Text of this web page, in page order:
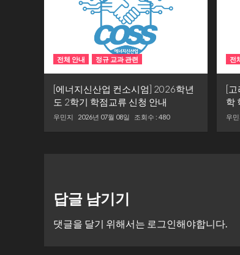
전체 안내 정규 교과 관련
[에너지신산업 컨소시엄] 2026학년
도 2학기 학점교류 신청 안내
우민지 2026년 07월 08일 조회수 : 480
전
[고
학
우
답글 남기기
댓글을 달기 위해서는 로그인해야합니다.